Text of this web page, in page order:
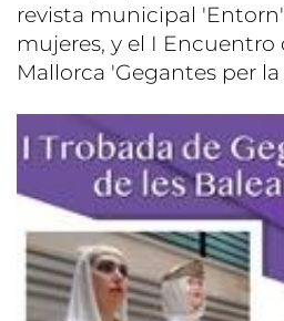
revista municipal
mujeres, y el I Encuentro
Mallorca 'Gegantes per